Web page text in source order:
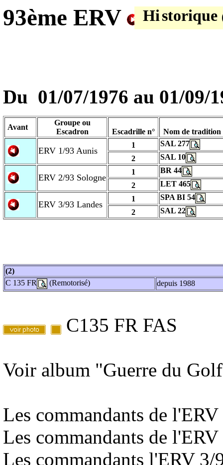
93ème ERV Historique
Du 01/07/1976 au 01/09/
Avant
Groupe ou
Escadron
Escadrille n° Nom de tradition
ERV 1/93 Aunis
1
SAL 277
2
SAL 10
ERV 2/93 Sologne
1
BR 44
2
LET 465
ERV 3/93 Landes
1
SPA BI 54
2
SAL 22
(2)
C 135 FR
(Remotorisé) depuis 1988
C135 FR FAS
Voir album "Guerre du
Les commandants de
Les commandants de
Les commandants l'ERV 3/